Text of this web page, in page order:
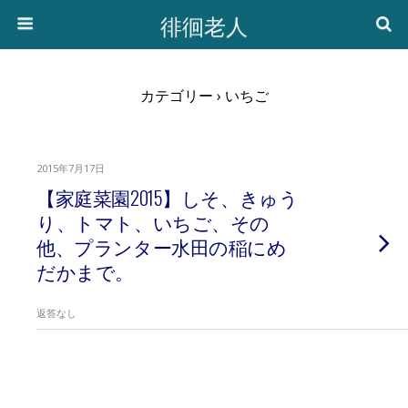
徘徊老人
カテゴリー › いちご
2015年7月17日
【家庭菜園2015】しそ、きゅう
り、トマト、いちご、その
他、プランター水田の稲にめ
だかまで。
返答なし